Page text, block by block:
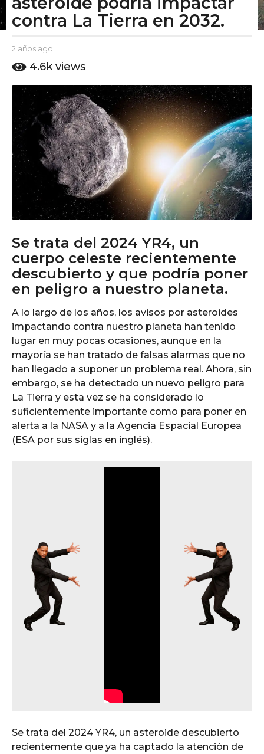
a
g
2
a
a
g
o
contra La Tierra en 2032.
b
E
o
m
o
2 años ago
ñ
a
g
o
4.6k views
Se trata del 2024 YR4, un
cuerpo celeste recientemente
descubierto y que podría poner
en peligro a nuestro planeta.
A lo largo de los años, los avisos por asteroides
impactando contra nuestro planeta han tenido
lugar en muy pocas ocasiones, aunque en la
mayoría se han tratado de falsas alarmas que no
han llegado a suponer un problema real. Ahora, sin
embargo, se ha detectado un nuevo peligro para
La Tierra y esta vez se ha considerado lo
suficientemente importante como para poner en
alerta a la NASA y a la Agencia Espacial Europea
(ESA por sus siglas en inglés).
Se trata del 2024 YR4, un asteroide descubierto
recientemente que ya ha captado la atención de